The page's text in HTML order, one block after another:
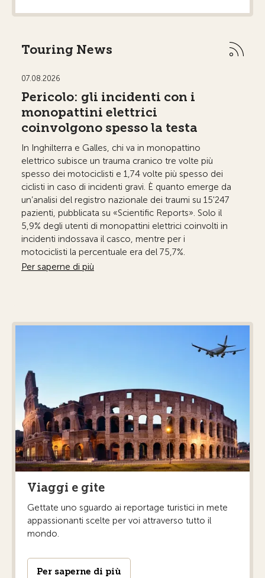
Touring News
07.08.2026
Pericolo: gli incidenti con i
monopattini elettrici
coinvolgono spesso la testa
In Inghilterra e Galles, chi va in monopattino
elettrico subisce un trauma cranico tre volte più
spesso dei motociclisti e 1,74 volte più spesso dei
ciclisti in caso di incidenti gravi. È quanto emerge da
un’analisi del registro nazionale dei traumi su 15'247
pazienti, pubblicata su «Scientific Reports». Solo il
5,9% degli utenti di monopattini elettrici coinvolti in
incidenti indossava il casco, mentre per i
motociclisti la percentuale era del 75,7%.
Per saperne di più
Viaggi e gite
Gettate uno sguardo ai reportage turistici in mete
appassionanti scelte per voi attraverso tutto il
mondo.
Per saperne di più